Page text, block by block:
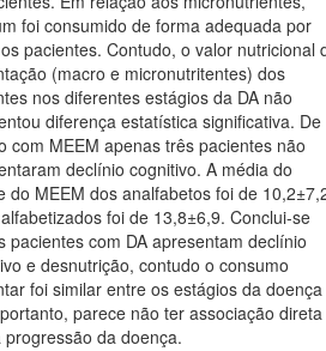
foi consumido de forma adequada por
pacientes. Contudo, o valor nutricional
(macro e micronutritentes) dos
nos diferentes estágios da DA não
diferença estatística significativa. De
com MEEM apenas três pacientes não
declínio cognitivo. A média do
do MEEM dos analfabetos foi de
foi de 13,8±6,9. Conclui-se
pacientes com DA apresentam declínio
e desnutrição, contudo o consumo
foi similar entre os estágios da
parece não ter associação direta
progressão da doença.